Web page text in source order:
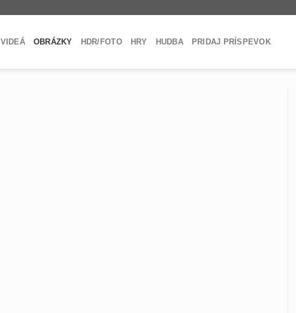
VIDEÁ OBRÁZKY HDR/FOTO HRY HUDBA PRIDAJ PRÍSPEVOK